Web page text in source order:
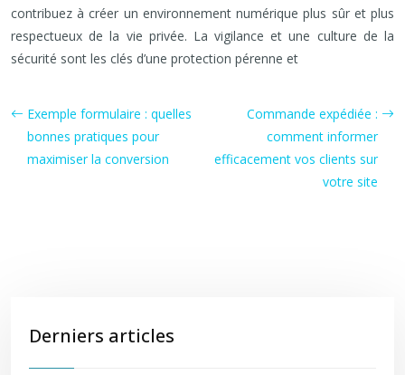
contribuez à créer un environnement numérique plus sûr et plus
respectueux de la vie privée. La vigilance et une culture de la
sécurité sont les clés d’une protection pérenne et
Exemple formulaire : quelles
bonnes pratiques pour
maximiser la conversion
Commande expédiée :
comment informer
efficacement vos clients sur
votre site
Derniers articles